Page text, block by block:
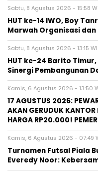
Sabtu, 8 Agustus 2026 - 15:58
HUT ke-14 IWO, Boy
Marwah Organisasi
Sabtu, 8 Agustus 2026 - 13:15
HUT ke-24 Barito
Sinergi Pembangunan
Kamis, 6 Agustus 2026 - 13:50
17 AGUSTUS 2026:
AKAN GERUDUK
HARGA RP20.000!
Kamis, 6 Agustus 2026 - 07:49
Turnamen Futsal Piala
Everedy Noor: